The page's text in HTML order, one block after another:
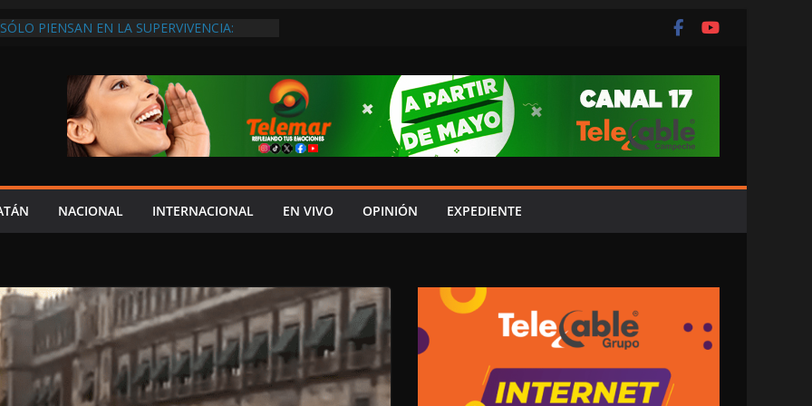
PIENSAN EN LA SUPERVIVENCIA:
REHABILITAR EL CAMINO #LA
DEL NORTE
A CAMPAMENTOS TORTUGUEROS,
LAYDA SE “LEVANTA LA CORBATA” PARA
APOYA A LA ECOLOGÍA: COSGAYA
VERGÜENZA!
EN CAMPECHE Y NADIE
NACIONAL INTERNACIONAL EN VIVO OPINIÓN EXPEDIENTE